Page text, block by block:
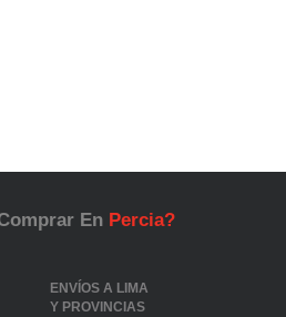
En Percia?
ENVÍOS A LIMA
Y PROVINCIAS